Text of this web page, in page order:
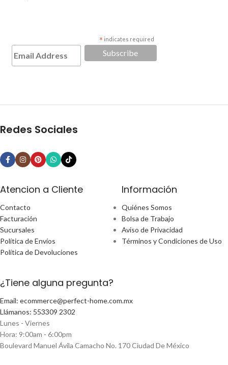
* indicates required
Redes Sociales
Atencion a Cliente
Contacto
Facturación
Sucursales
Política de Envíos
Política de Devoluciones
Información
Quiénes Somos
Bolsa de Trabajo
Aviso de Privacidad
Términos y Condiciones de Uso
¿Tiene alguna pregunta?
Email: ecommerce@perfect-home.com.mx
Llámanos: 553309 2302
Lunes - Viernes
Hora: 9:00am - 6:00pm
Boulevard Manuel Ávila Camacho No. 170 Ciudad De México